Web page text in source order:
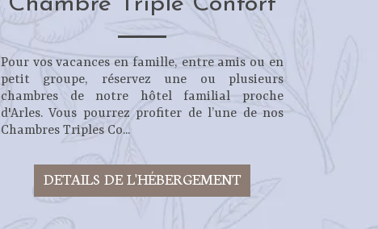
Pour vos vacances en famille, entre amis ou en
petit groupe, réservez une ou plusieurs
chambres de notre hôtel familial proche
d'Arles. Vous pourrez profiter de l’une de nos
Chambres Triples Co...
DETAILS DE L'HÉBERGEMENT